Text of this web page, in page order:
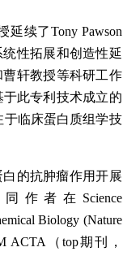
续了Tony Pawson
性拓展和创造性延
轩教授等科研工作
此专利技术成立的
临床蛋白质组学技
的抗肿瘤作用开展
作者在Science
Biology (Nature
（top期刊，